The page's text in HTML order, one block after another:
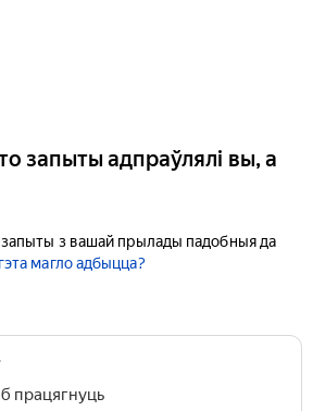
запыты адпраўлялі вы, а
з вашай прылады падобныя да
магло адбыцца?
працягнуць